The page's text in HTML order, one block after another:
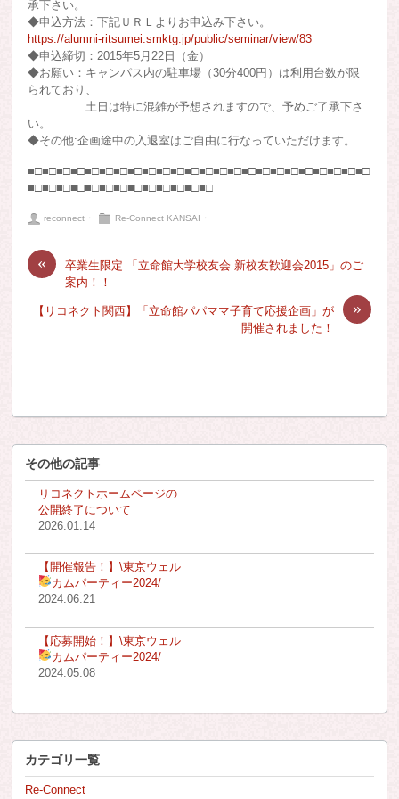
承下さい。
◆申込方法：下記ＵＲＬよりお申込み下さい。
https://alumni-ritsumei.smktg.jp/public/seminar/view/83
◆申込締切：2015年5月22日（金）
◆お願い：キャンパス内の駐車場（30分400円）は利用台数が限
られており、
土日は特に混雑が予想されますので、予めご了承下さ
い。
◆その他:企画途中の入退室はご自由に行なっていただけます。
■□■□■□■□■□■□■□■□■□■□■□■□■□■□■□■□■□■□■□■□■□■□■□■□
■□■□■□■□■□■□■□■□■□■□■□■□■□
reconnect ⋅ Re-Connect KANSAI ⋅
«
卒業生限定 「立命館大学校友会 新校友歓迎会2015」のご
案内！！
»
【リコネクト関西】「立命館パパママ子育て応援企画」が
開催されました！
その他の記事
リコネクトホームページの
公開終了について
2026.01.14
【開催報告！】\東京ウェル
カムパーティー2024/
2024.06.21
【応募開始！】\東京ウェル
カムパーティー2024/
2024.05.08
カテゴリ一覧
Re-Connect